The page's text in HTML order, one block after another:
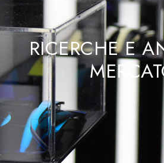
RICERCHE E